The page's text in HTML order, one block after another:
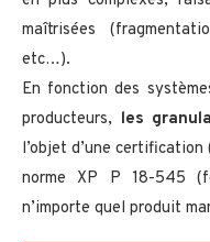
maîtrisées
etc…).
En fonction des
producteurs, les
l’objet d’une certification
norme XP P 18-545
n’importe quel produit